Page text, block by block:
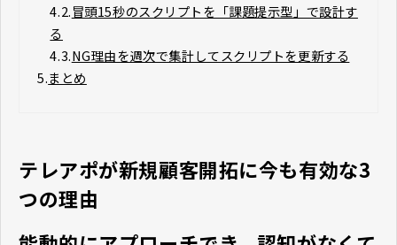
4.2.冒頭15秒のスクリプトを「課題提示型」で設計す
る
4.3.NG理由を週次で集計してスクリプトを更新する
5.まとめ
テレアポが新規顧客開拓に今も有効な3
つの理由